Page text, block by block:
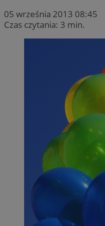
05 września 2013 08:45
Czas czytania: 3 min.